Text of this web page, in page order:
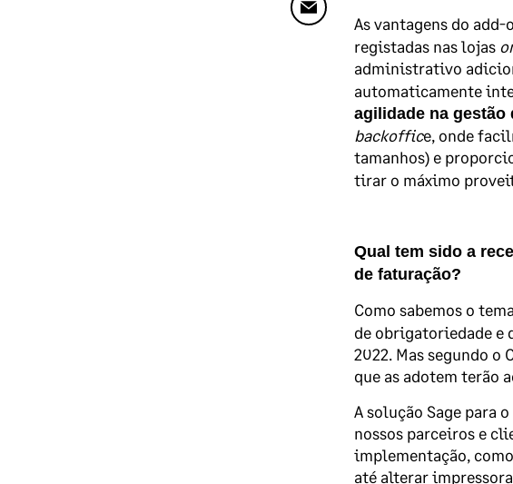
As vantagens do add-
registadas nas lojas
administrativo
automaticamente
agilidade na gestão
backoffice, onde
tamanhos) e
tirar o máximo
Qual tem sido a
de faturação?
Como sabemos o
de obrigatoriedade e
2022. Mas segundo o
que as adotem terão
A solução Sage para
nossos parceiros e
implementação,
até alterar